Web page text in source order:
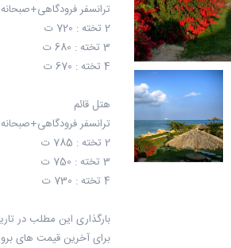
ترانسفر فرودگاهی+صبحانه
2 تخته : 720 ت
3 تخته : 680 ت
4 تخته : 670 ت
هتل قائم
ترانسفر فرودگاهی+صبحانه
2 تخته : 785 ت
3 تخته : 750 ت
4 تخته : 730 ت
بارگذاری این مطلب در تاریخ 1398
برای آخرین قیمت های